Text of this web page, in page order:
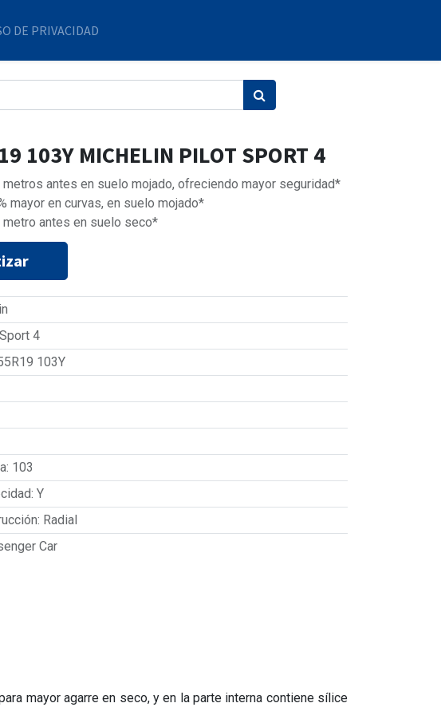
DE PRIVACIDAD
103Y MICHELIN PILOT SPORT 4
metros antes en suelo mojado, ofreciendo mayor seguridad*
mayor en curvas, en suelo mojado*
metro antes en suelo seco*
4
103Y
: 103
: Y
: Radial
Car
mayor agarre en seco, y en la parte interna contiene sílice